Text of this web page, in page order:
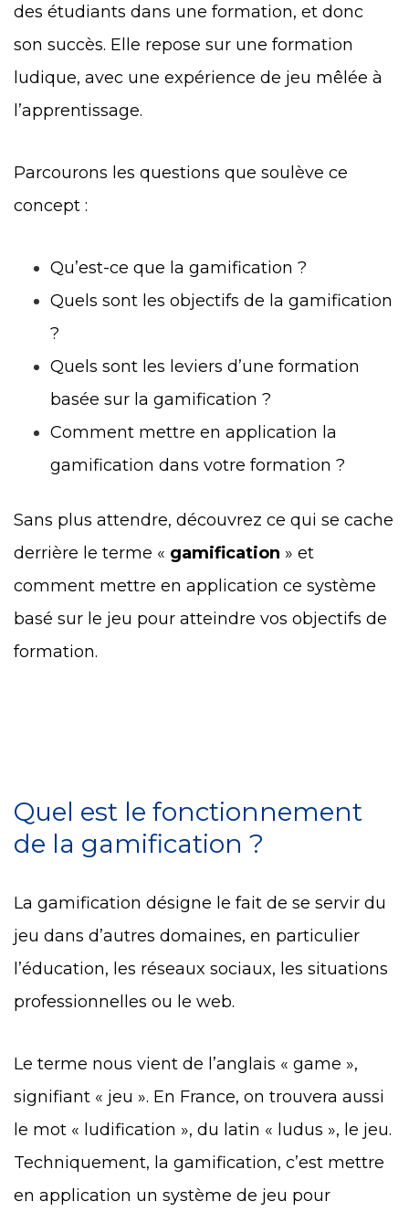
des étudiants dans une formation, et donc
son succès. Elle repose sur une formation
ludique, avec une expérience de jeu mêlée à
l’apprentissage.
Parcourons les questions que soulève ce
concept :
Qu’est-ce que la gamification ?
Quels sont les objectifs de la gamification
?
Quels sont les leviers d’une formation
basée sur la gamification ?
Comment mettre en application la
gamification dans votre formation ?
Sans plus attendre, découvrez ce qui se cache
derrière le terme « gamification » et
comment mettre en application ce système
basé sur le jeu pour atteindre vos objectifs de
formation.
Quel est le fonctionnement
de la gamification ?
La gamification désigne le fait de se servir du
jeu dans d’autres domaines, en particulier
l’éducation, les réseaux sociaux, les situations
professionnelles ou le web.
Le terme nous vient de l’anglais « game »,
signifiant « jeu ». En France, on trouvera aussi
le mot « ludification », du latin « ludus », le jeu.
Techniquement, la gamification, c’est mettre
en application un système de jeu pour